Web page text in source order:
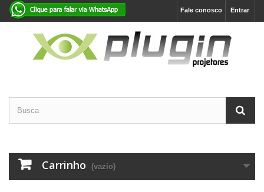
Entrar
Fale conosco
Carrinho (vazio)